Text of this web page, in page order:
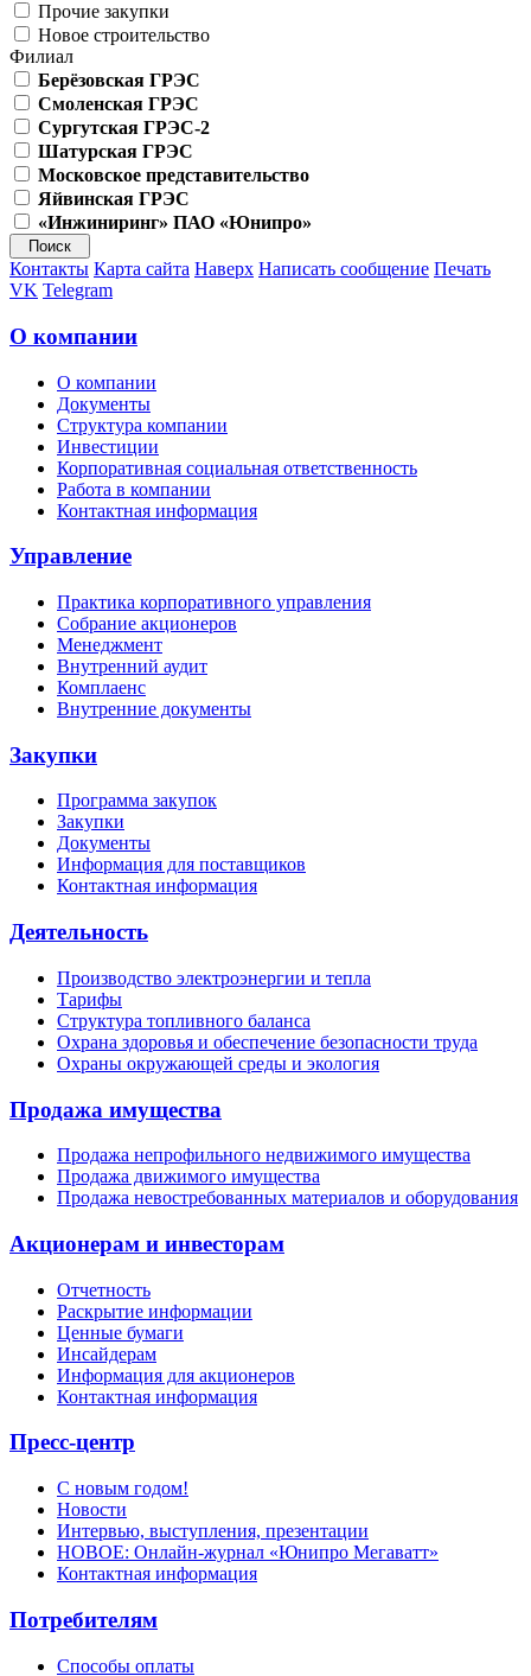
Прочие закупки
Новое строительство
Филиал
Берёзовская ГРЭС
Смоленская ГРЭС
Сургутская ГРЭС-2
Шатурская ГРЭС
Московское представительство
Яйвинская ГРЭС
«Инжиниринг» ПАО «Юнипро»
Контакты Карта сайта Наверх Написать сообщение Печать
VK Telegram
О компании
О компании
Документы
Структура компании
Инвестиции
Корпоративная социальная ответственность
Работа в компании
Контактная информация
Управление
Практика корпоративного управления
Собрание акционеров
Менеджмент
Внутренний аудит
Комплаенс
Внутренние документы
Закупки
Программа закупок
Закупки
Документы
Информация для поставщиков
Контактная информация
Деятельность
Производство электроэнергии и тепла
Тарифы
Структура топливного баланса
Охрана здоровья и обеспечение безопасности труда
Охраны окружающей среды и экология
Продажа имущества
Продажа непрофильного недвижимого имущества
Продажа движимого имущества
Продажа невостребованных материалов и оборудования
Акционерам и инвесторам
Отчетность
Раскрытие информации
Ценные бумаги
Инсайдерам
Информация для акционеров
Контактная информация
Пресс-центр
С новым годом!
Новости
Интервью, выступления, презентации
НОВОЕ: Онлайн-журнал «Юнипро Мегаватт»
Контактная информация
Потребителям
Способы оплаты